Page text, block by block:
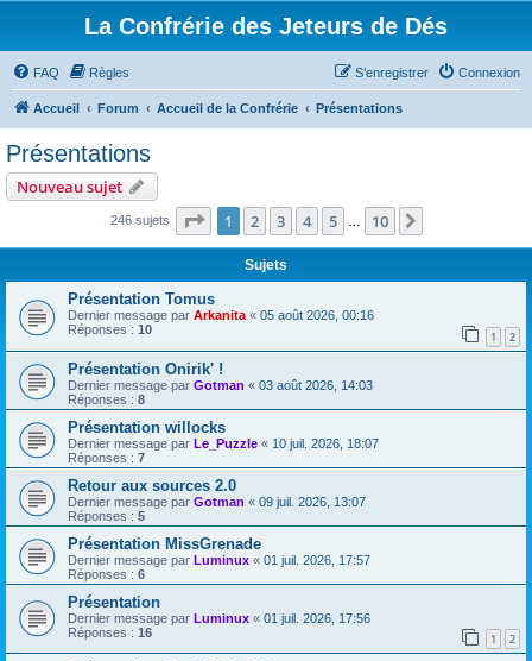
La Confrérie des Jeteurs de Dés
FAQ Règles Connexion
S’enregistrer
Accueil Forum Accueil de la Confrérie Présentations
Présentations
Nouveau sujet
246 sujets Page 1sur10
1 2 3 4 5 10
Sujets
Présentation Tomus
Dernier message par Arkanita « 05 août 2026, 00:16
Réponses : 10 1 2
Présentation Onirik' !
Dernier message par Gotman « 03 août 2026, 14:03
Réponses : 8
Présentation willocks
Dernier message par Le_Puzzle « 10 juil. 2026, 18:07
Réponses : 7
Retour aux sources 2.0
Dernier message par Gotman « 09 juil. 2026, 13:07
Réponses : 5
Présentation MissGrenade
Dernier message par Luminux « 01 juil. 2026, 17:57
Réponses : 6
Présentation
Dernier message par Luminux « 01 juil. 2026, 17:56
Réponses : 16 1 2